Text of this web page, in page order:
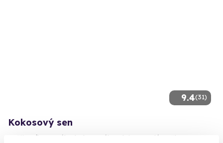
9.4(31)
Kokosový sen
Zažijte sílu pravého kokosového oleje na celém těle.